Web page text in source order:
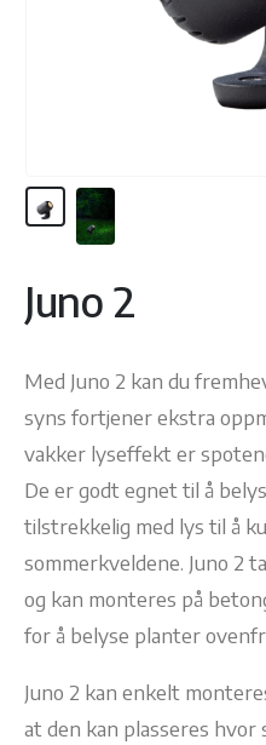
Juno 2
Med Juno 2 kan du
syns fortjener ekstra
vakker lyseffekt er
De er godt egnet til å
tilstrekkelig med lys til å
sommerkveldene. Juno 2
og kan monteres på
for å belyse planter
Juno 2 kan enkelt
at den kan plasseres